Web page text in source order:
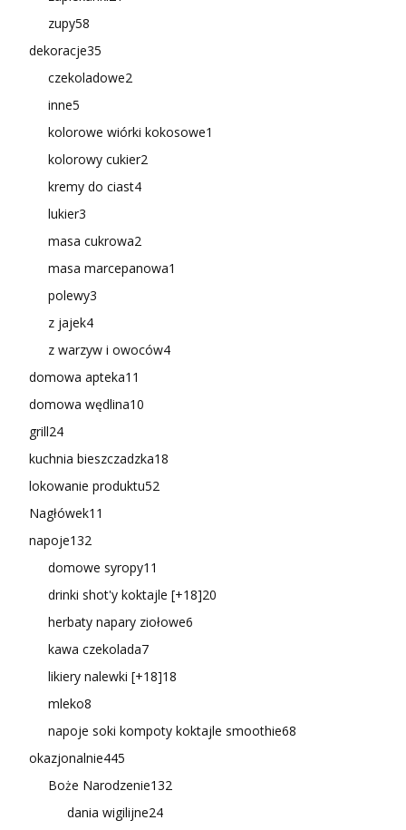
zupy58
dekoracje35
czekoladowe2
inne5
kolorowe wiórki kokosowe1
kolorowy cukier2
kremy do ciast4
lukier3
masa cukrowa2
masa marcepanowa1
polewy3
z jajek4
z warzyw i owoców4
domowa apteka11
domowa wędlina10
grill24
kuchnia bieszczadzka18
lokowanie produktu52
Nagłówek11
napoje132
domowe syropy11
drinki shot'y koktajle [+18]20
herbaty napary ziołowe6
kawa czekolada7
likiery nalewki [+18]18
mleko8
napoje soki kompoty koktajle smoothie68
okazjonalnie445
Boże Narodzenie132
dania wigilijne24